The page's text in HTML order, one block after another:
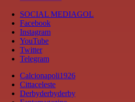
SOCIAL MEDIAGOL
Facebook
Instagram
YouTube
Twitter
Telegram
Calcionapoli1926
Cittaceleste
Derbyderbyderby